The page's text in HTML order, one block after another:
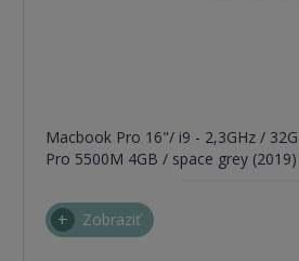
Macbook Pro 16"/ i9 - 2,3GHz /
Pro 5500M 4GB / space grey (2019)
Zobraziť